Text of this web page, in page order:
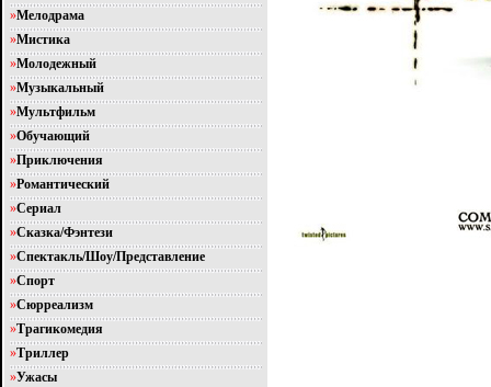
»Мелодрама
»Мистика
»Молодежный
»Музыкальный
»Мультфильм
»Обучающий
»Приключения
»Романтический
»Сериал
»Сказка/Фэнтези
»Спектакль/Шоу/Представление
»Спорт
»Сюрреализм
»Трагикомедия
»Триллер
»Ужасы